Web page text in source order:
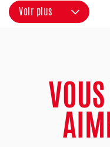
Voir plus